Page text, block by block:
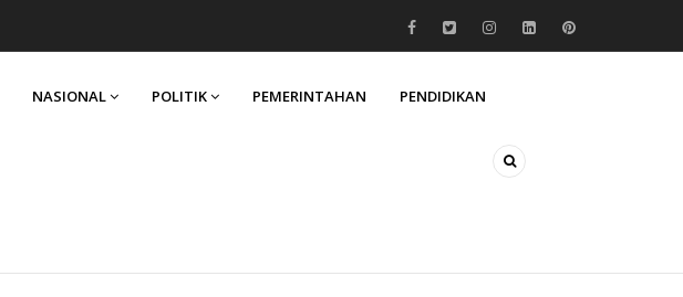
NASIONAL POLITIK PEMERINTAHAN PENDIDIKAN